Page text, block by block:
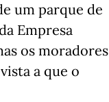
um parque de
Empresa
os moradores
a que o